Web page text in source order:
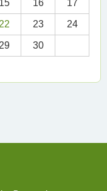
15 16 17
22 23 24
29
30